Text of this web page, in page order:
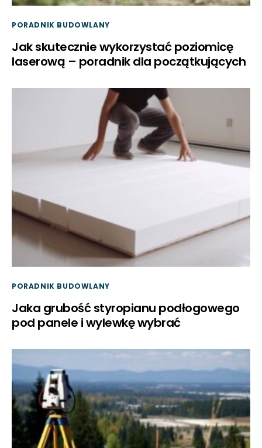
PORADNIK BUDOWLANY
Jak skutecznie wykorzystać poziomicę
laserową – poradnik dla początkujących
PORADNIK BUDOWLANY
Jaka grubość styropianu podłogowego
pod panele i wylewkę wybrać